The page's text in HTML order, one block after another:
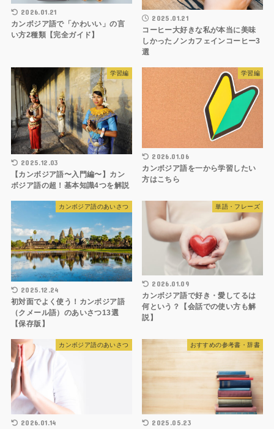
2026.01.21
カンボジア語で「かわいい」の言
い方2種類【完全ガイド】
2025.01.21
コーヒー大好きな私が本当に美味
しかったノンカフェインコーヒー3
選
学習編
2025.12.03
【カンボジア語〜入門編〜】カン
ボジア語の超！基本知識4つを解説
学習編
2026.01.06
カンボジア語を一から学習したい
方はこちら
カンボジア語のあいさつ
2025.12.24
初対面でよく使う！カンボジア語
（クメール語）のあいさつ13選
【保存版】
単語・フレーズ
2026.01.09
カンボジア語で好き・愛してるは
何という？【会話での使い方も解
説】
カンボジア語のあいさつ
2026.01.14
おすすめの参考書・辞書
2025.05.23